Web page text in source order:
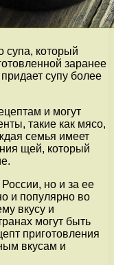
супа, который
заранее
супу более
и могут
такие как мясо,
семья имеет
щей, который
но и за ее
и популярно во
вкусу и
могут быть
приготовления
вкусам и